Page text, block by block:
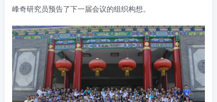
峰奇研究员预告了下一届会议的组织构想。